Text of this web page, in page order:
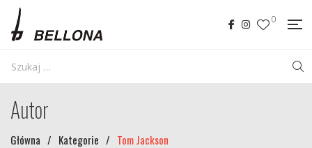
0
Autor
Główna / Kategorie / Tom Jackson